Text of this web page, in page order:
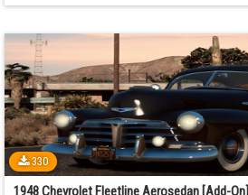
330
1948 Chevrolet Fleetline Aerosedan [Add-On]